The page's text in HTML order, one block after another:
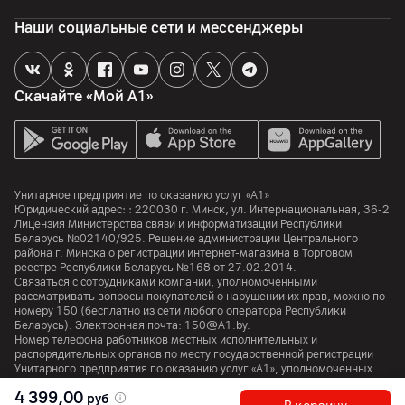
4 399,00 руб
Да, DVB-T2/T (наземное вещаниеl), DVB-C (кабель), DVB-
S2/S (спутник))
Функции
Веб-браузер
да
Корпус
Цвет
Черный
Крепление VESA
300 x 300 мм
Толщина панели
29.7 мм
Ширина
1456 мм
Скачайте «Мой А1»
Наши социальные сети и мессенджеры
Унитарное предприятие по оказанию услуг «А1»
Юридический адрес: : 220030 г. Минск, ул. Интернациональная, 36-2
Лицензия Министерства связи и информатизации Республики
Беларусь №02140/925. Решение администрации Центрального
района г. Минска о регистрации интернет-магазина в Торговом
реестре Республики Беларусь №168 от 27.02.2014.
Связаться с сотрудниками компании, уполномоченными
рассматривать вопросы покупателей о нарушении их прав, можно по
номеру 150 (бесплатно из сети любого оператора Республики
Беларусь). Электронная почта: 150@A1.by.
Номер телефона работников местных исполнительных и
распорядительных органов по месту государственной регистрации
Унитарного предприятия по оказанию услуг «А1», уполномоченных